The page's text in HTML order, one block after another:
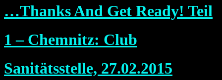
…Thanks And Get Ready! Teil
1 – Chemnitz: Club
Sanitätsstelle, 27.02.2015